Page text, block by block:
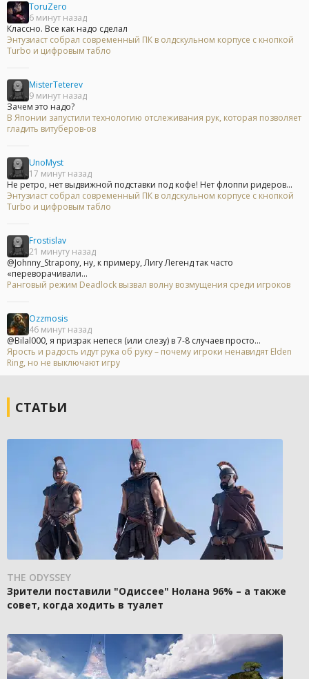
ToruZero
6 минут назад
Классно. Все как надо сделал
Энтузиаст собрал современный ПК в олдскульном корпусе с кнопкой
Turbo и цифровым табло
MisterTeterev
9 минут назад
Зачем это надо?
В Японии запустили технологию отслеживания рук, которая позволяет
гладить витуберов-ов
UnoMyst
17 минут назад
Не ретро, нет выдвижной подставки под кофе! Нет флоппи ридеров...
Энтузиаст собрал современный ПК в олдскульном корпусе с кнопкой
Turbo и цифровым табло
Frostislav
21 минуту назад
@Johnny_Strapony, ну, к примеру, Лигу Легенд так часто
«переворачивали...
Ранговый режим Deadlock вызвал волну возмущения среди игроков
Ozzmosis
46 минут назад
@Bilal000, я призрак непеся (или слезу) в 7-8 случаев просто...
Ярость и радость идут рука об руку – почему игроки ненавидят Elden
Ring, но не выключают игру
СТАТЬИ
THE ODYSSEY
Зрители поставили "Одиссее" Нолана 96% – а также
совет, когда ходить в туалет